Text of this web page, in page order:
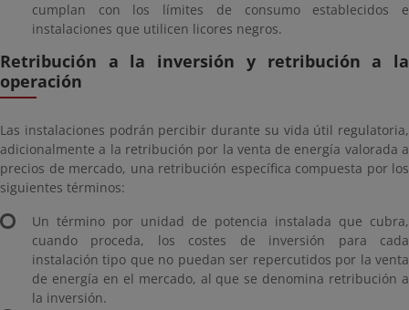
cumplan con los límites de consumo establecidos e
instalaciones que utilicen licores negros.
Retribución a la inversión y retribución a la
operación
Las instalaciones podrán percibir durante su vida útil regulatoria,
adicionalmente a la retribución por la venta de energía valorada a
precios de mercado, una retribución específica compuesta por los
siguientes términos:
Un término por unidad de potencia instalada que cubra,
cuando proceda, los costes de inversión para cada
instalación tipo que no puedan ser repercutidos por la venta
de energía en el mercado, al que se denomina retribución a
la inversión.